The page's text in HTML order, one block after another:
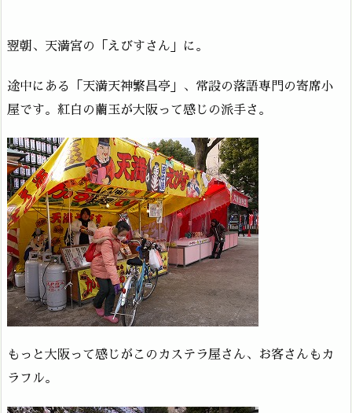
翌朝、天満宮の「えびすさん」に。
途中にある「天満天神繁昌亭」、常設の落語専門の寄席小
屋です。紅白の繭玉が大阪って感じの派手さ。
もっと大阪って感じがこのカステラ屋さん、お客さんもカ
ラフル。